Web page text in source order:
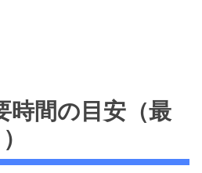
時間の目安（最